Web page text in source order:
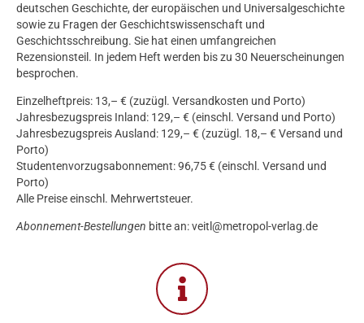
deutschen Geschichte, der europäischen und Universalgeschichte
sowie zu Fragen der Geschichtswissenschaft und
Geschichtsschreibung. Sie hat einen umfangreichen
Rezensionsteil. In jedem Heft werden bis zu 30 Neuerscheinungen
besprochen.
Einzelheftpreis: 13,– € (zuzügl. Versandkosten und Porto)
Jahresbezugspreis Inland: 129,– € (einschl. Versand und Porto)
Jahresbezugspreis Ausland: 129,– € (zuzügl. 18,– € Versand und
Porto)
Studentenvorzugsabonnement: 96,75 € (einschl. Versand und
Porto)
Alle Preise einschl. Mehrwertsteuer.
Abonnement-Bestellungen bitte an: veitl@metropol-verlag.de